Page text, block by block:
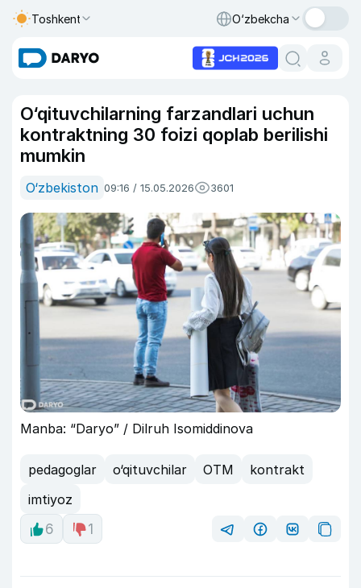
Toshkent O‘zbekcha
O‘qituvchilarning farzandlari uchun
kontraktning 30 foizi qoplab berilishi
mumkin
O‘zbekiston 09:16 / 15.05.2026 3601
Manba: “Daryo” / Dilruh Isomiddinova
pedagoglar o‘qituvchilar OTM
kontrakt
imtiyoz
6
1